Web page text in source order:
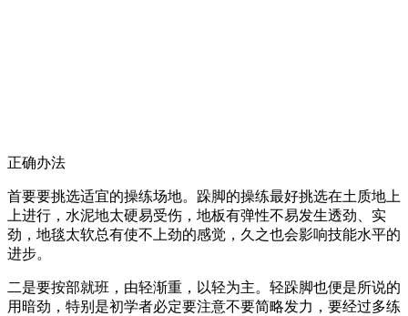
正确办法
首要要挑选适宜的操练场地。跺脚的操练最好挑选在土质地上
上进行，水泥地太硬易受伤，地板有弹性不易发生透劲、实
劲，地毯太软总有使不上劲的感觉，久之也会影响技能水平的
进步。
二是要按部就班，由轻渐重，以轻为主。轻跺脚也便是所说的
用暗劲，特别是初学者必定要注意不要简略发力，要经过多练